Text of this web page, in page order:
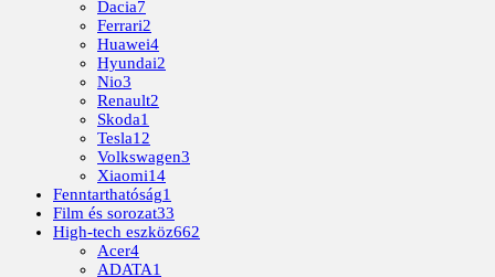
Dacia7
Ferrari2
Huawei4
Hyundai2
Nio3
Renault2
Skoda1
Tesla12
Volkswagen3
Xiaomi14
Fenntarthatóság1
Film és sorozat33
High-tech eszköz662
Acer4
ADATA1